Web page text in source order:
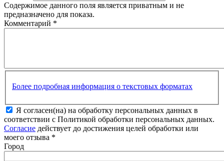
Содержимое данного поля является приватным и не
предназначено для показа.
Комментарий *
Более подробная информация о текстовых форматах
Я согласен(на) на обработку персональных данных в
соответствии с Политикой обработки персональных данных.
Согласие действует до достижения целей обработки или
моего отзыва *
Город